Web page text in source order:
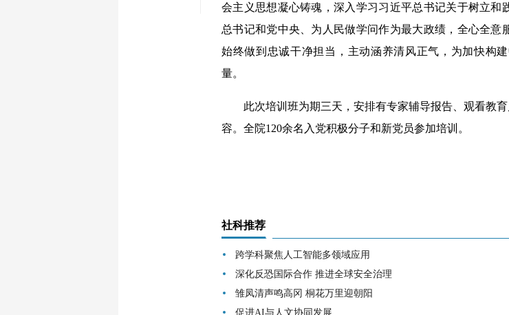
会主义思想凝心铸魂 ，深入学习习近平总书记关于树立和
总书记和党中央、为人民做学问作为最大政绩 ，全心全意
始终做到忠诚干净担当，主动涵养清风正气，为加快构
量。
此次培训班为期三天，安排有专家辅导报告、观看教育
容。全院120余名入党积极分子和新党员参加培训。
社科推荐
跨学科聚焦人工智能多领域应用
深化反恐国际合作 推进全球安全治理
雏凤清声鸣高冈 桐花万里迎朝阳
促进AI与人文协同发展